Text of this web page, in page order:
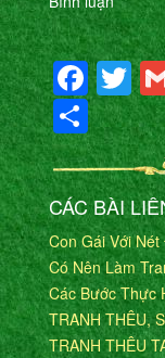
CÁC BÀI
Con Gái Với
Có Nên Làm
Các Bước Thực
TRANH THÊU,
TRANH THÊU